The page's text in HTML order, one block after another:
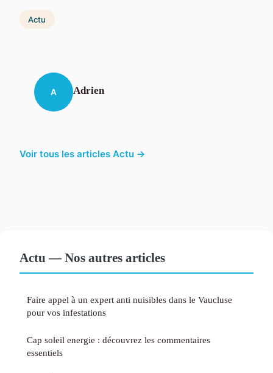
Actu
A Adrien
Voir tous les articles Actu →
Actu — Nos autres articles
Faire appel à un expert anti nuisibles dans le Vaucluse
pour vos infestations
Cap soleil energie : découvrez les commentaires
essentiels